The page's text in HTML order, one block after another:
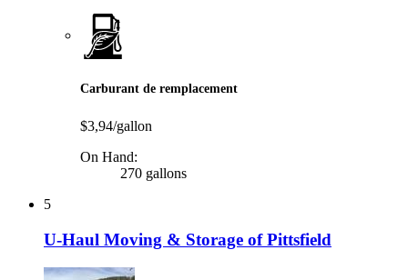
Carburant de remplacement
$3,94/gallon
On Hand:
270 gallons
5
U-Haul Moving & Storage of Pittsfield